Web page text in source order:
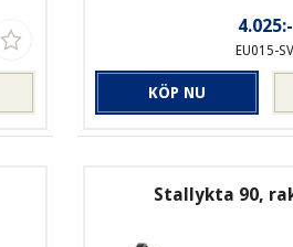
4.025:-
EU015-SV
KÖP NU
Stallykta 90,